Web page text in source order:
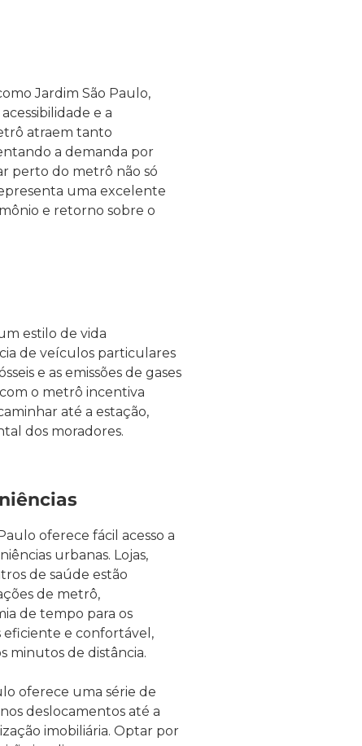
Jardim São Paulo,
e a
atraem tanto
a demanda por
perto do metrô não só
uma excelente
e retorno sobre o
estilo de vida
de veículos particulares
e as emissões de gases
o metrô incentiva
até a estação,
dos moradores.
oferece fácil acesso a
urbanas. Lojas,
de saúde estão
de metrô,
de tempo para os
eficiente e confortável,
minutos de distância.
oferece uma série de
deslocamentos até a
imobiliária. Optar por